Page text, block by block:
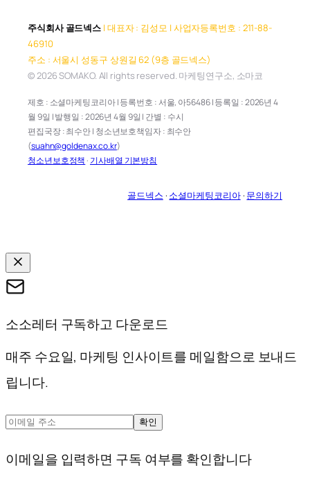
주식회사 골드넥스 | 대표자 : 김성모 | 사업자등록번호 : 211-88-
46910
주소 : 서울시 성동구 상원길 62 (9층 골드넥스)
© 2026 SOMAKO. All rights reserved. 마케팅연구소, 소마코
제호 : 소셜마케팅코리아 | 등록번호 : 서울, 아56486 | 등록일 : 2026년 4
월 9일 | 발행일 : 2026년 4월 9일 | 간별 : 수시
편집국장 : 최수안 | 청소년보호책임자 : 최수안
(suahn@goldenax.co.kr)
청소년보호정책 · 기사배열 기본방침
골드넥스 · 소셜마케팅코리아· 문의하기
소소레터 구독하고 다운로드
매주 수요일, 마케팅 인사이트를 메일함으로 보내드
립니다.
확인
이메일을 입력하면 구독 여부를 확인합니다